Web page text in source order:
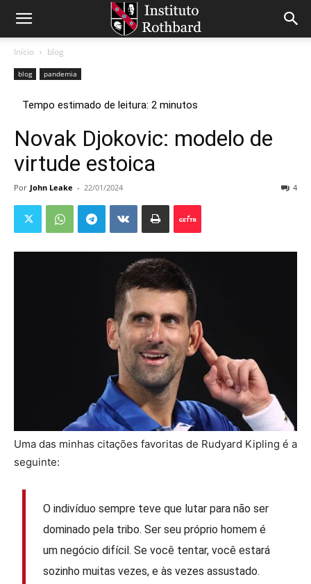
Início blog
blog pandemia
Novak Djokovic: modelo de
virtude estoica
Por John Leake - 22/01/2024 4
Uma das minhas citações favoritas de Rudyard Kipling é a
seguinte:
O indivíduo sempre teve que lutar para não ser
dominado pela tribo. Ser seu próprio homem é
um negócio difícil. Se você tentar, você estará
sozinho muitas vezes, e às vezes assustado.